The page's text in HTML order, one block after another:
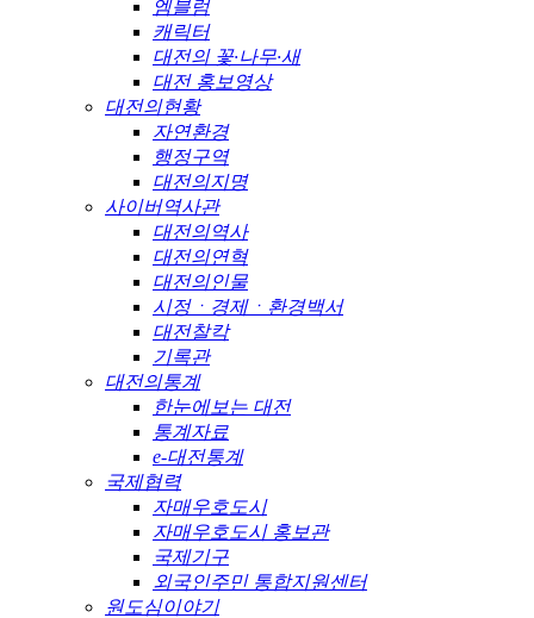
엠블럼
캐릭터
대전의 꽃·나무·새
대전 홍보영상
대전의현황
자연환경
행정구역
대전의지명
사이버역사관
대전의역사
대전의연혁
대전의인물
시정ㆍ경제ㆍ환경백서
대전찰칵
기록관
대전의통계
한눈에보는 대전
통계자료
e-대전통계
국제협력
자매우호도시
자매우호도시 홍보관
국제기구
외국인주민 통합지원센터
원도심이야기